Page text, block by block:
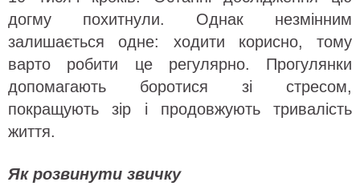
догму похитнули. Однак незмінним
залишається одне: ходити корисно, тому
варто робити це регулярно. Прогулянки
допомагають боротися зі стресом,
покращують зір і продовжують тривалість
життя.
Як розвинути звичку